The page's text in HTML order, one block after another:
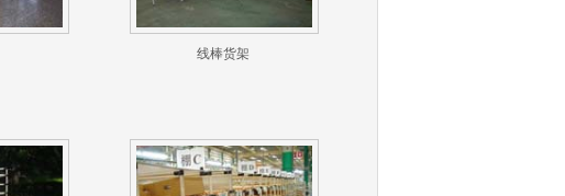
线棒货架